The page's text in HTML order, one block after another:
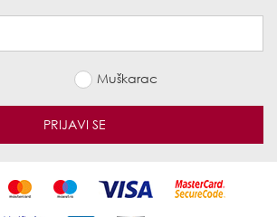
Muškarac
PRIJAVI SE